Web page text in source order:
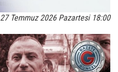
27 Temmuz 2026 Pazartesi 18:00